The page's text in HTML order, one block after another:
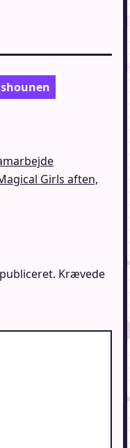
shounen
Girls aften,
Krævede